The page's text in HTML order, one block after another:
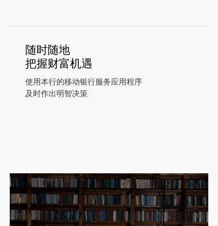
随时随地
把握财富机遇
使用本行的移动银行服务应用程序
及时作出明智决策